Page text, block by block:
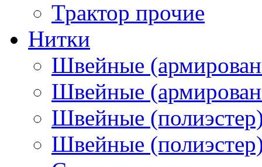
Трактор прочие
Нитки
Швейные
Швейные
Швейные
Швейные